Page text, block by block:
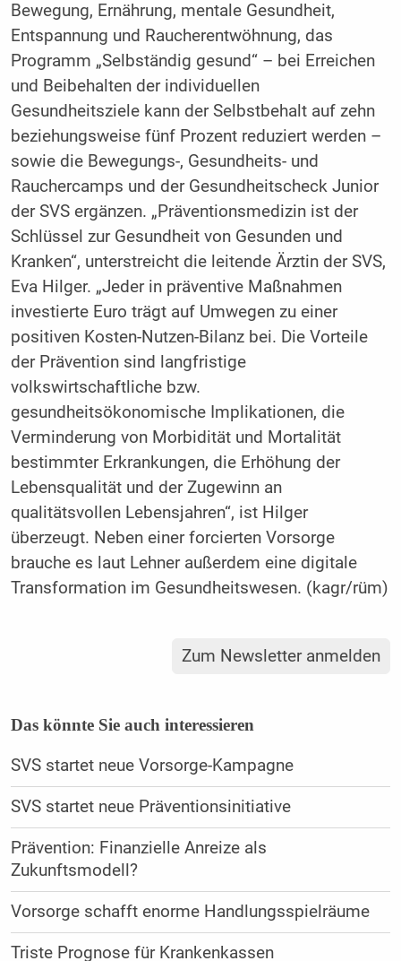
Bewegung, Ernährung, mentale Gesundheit,
Entspannung und Raucherentwöhnung, das
Programm „Selbständig gesund“ – bei Erreichen
und Beibehalten der individuellen
Gesundheitsziele kann der Selbstbehalt auf zehn
beziehungsweise fünf Prozent reduziert werden –
sowie die Bewegungs-, Gesundheits- und
Rauchercamps und der Gesundheitscheck Junior
der SVS ergänzen. „Präventionsmedizin ist der
Schlüssel zur Gesundheit von Gesunden und
Kranken“, unterstreicht die leitende Ärztin der SVS,
Eva Hilger. „Jeder in präventive Maßnahmen
investierte Euro trägt auf Umwegen zu einer
positiven Kosten-Nutzen-Bilanz bei. Die Vorteile
der Prävention sind langfristige
volkswirtschaftliche bzw.
gesundheitsökonomische Implikationen, die
Verminderung von Morbidität und Mortalität
bestimmter Erkrankungen, die Erhöhung der
Lebensqualität und der Zugewinn an
qualitätsvollen Lebensjahren“, ist Hilger
überzeugt. Neben einer forcierten Vorsorge
brauche es laut Lehner außerdem eine digitale
Transformation im Gesundheitswesen. (kagr/rüm)
Zum Newsletter anmelden
Das könnte Sie auch interessieren
SVS startet neue Vorsorge-Kampagne
SVS startet neue Präventionsinitiative
Prävention: Finanzielle Anreize als
Zukunftsmodell?
Vorsorge schafft enorme Handlungsspielräume
Triste Prognose für Krankenkassen